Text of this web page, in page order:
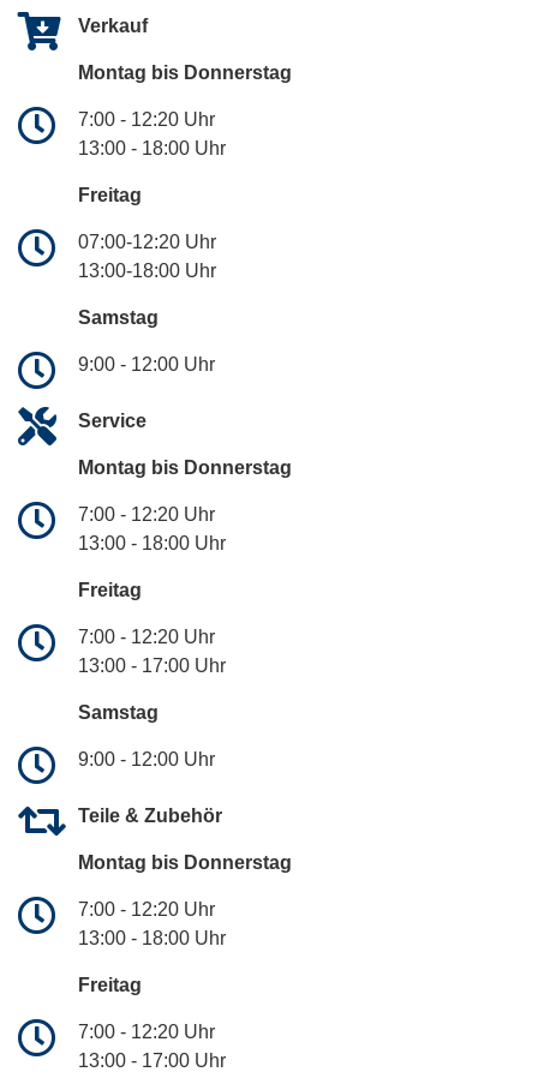
Verkauf
Montag bis Donnerstag
7:00 - 12:20 Uhr
13:00 - 18:00 Uhr
Freitag
07:00-12:20 Uhr
13:00-18:00 Uhr
Samstag
9:00 - 12:00 Uhr
Service
Montag bis Donnerstag
7:00 - 12:20 Uhr
13:00 - 18:00 Uhr
Freitag
7:00 - 12:20 Uhr
13:00 - 17:00 Uhr
Samstag
9:00 - 12:00 Uhr
Teile & Zubehör
Montag bis Donnerstag
7:00 - 12:20 Uhr
13:00 - 18:00 Uhr
Freitag
7:00 - 12:20 Uhr
13:00 - 17:00 Uhr